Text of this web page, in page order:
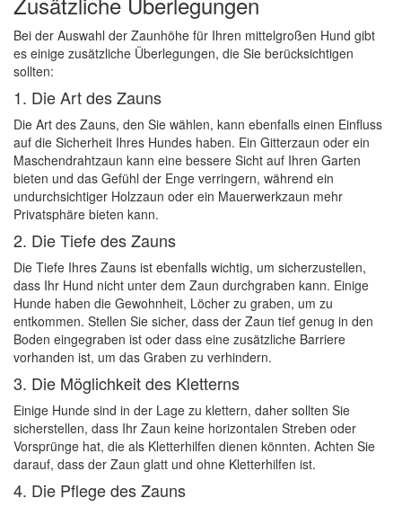
Bei der Auswahl der Zaunhöhe für Ihren mittelgroßen Hund gibt
es einige zusätzliche Überlegungen, die Sie berücksichtigen
sollten:
1. Die Art des Zauns
Die Art des Zauns, den Sie wählen, kann ebenfalls einen Einfluss
auf die Sicherheit Ihres Hundes haben. Ein Gitterzaun oder ein
Maschendrahtzaun kann eine bessere Sicht auf Ihren Garten
bieten und das Gefühl der Enge verringern, während ein
undurchsichtiger Holzzaun oder ein Mauerwerkzaun mehr
Privatsphäre bieten kann.
2. Die Tiefe des Zauns
Die Tiefe Ihres Zauns ist ebenfalls wichtig, um sicherzustellen,
dass Ihr Hund nicht unter dem Zaun durchgraben kann. Einige
Hunde haben die Gewohnheit, Löcher zu graben, um zu
entkommen. Stellen Sie sicher, dass der Zaun tief genug in den
Boden eingegraben ist oder dass eine zusätzliche Barriere
vorhanden ist, um das Graben zu verhindern.
3. Die Möglichkeit des Kletterns
Einige Hunde sind in der Lage zu klettern, daher sollten Sie
sicherstellen, dass Ihr Zaun keine horizontalen Streben oder
Vorsprünge hat, die als Kletterhilfen dienen könnten. Achten Sie
darauf, dass der Zaun glatt und ohne Kletterhilfen ist.
4. Die Pflege des Zauns